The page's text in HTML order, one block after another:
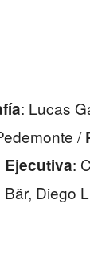
: Lucas
/
:
Diego